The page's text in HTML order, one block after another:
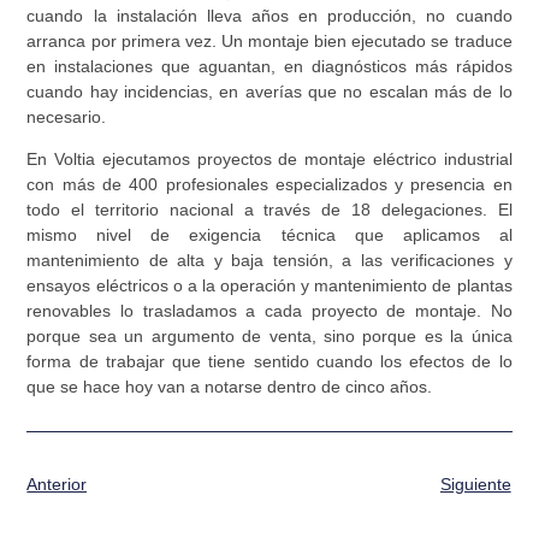
cuando la instalación lleva años en producción, no cuando
arranca por primera vez. Un montaje bien ejecutado se traduce
en instalaciones que aguantan, en diagnósticos más rápidos
cuando hay incidencias, en averías que no escalan más de lo
necesario.
En Voltia ejecutamos proyectos de montaje eléctrico industrial
con más de 400 profesionales especializados y presencia en
todo el territorio nacional a través de 18 delegaciones. El
mismo nivel de exigencia técnica que aplicamos al
mantenimiento de alta y baja tensión, a las verificaciones y
ensayos eléctricos o a la operación y mantenimiento de plantas
renovables lo trasladamos a cada proyecto de montaje. No
porque sea un argumento de venta, sino porque es la única
forma de trabajar que tiene sentido cuando los efectos de lo
que se hace hoy van a notarse dentro de cinco años.
Anterior Siguiente